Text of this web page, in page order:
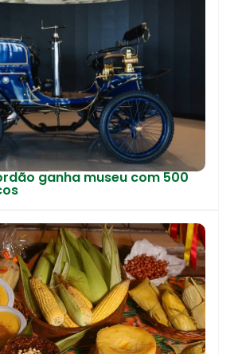
ganha museu com 500